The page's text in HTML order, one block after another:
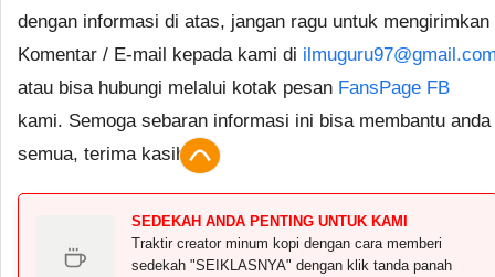
dengan informasi di atas, jangan ragu untuk mengirimkan
Komentar / E-mail kepada kami di
atau bisa hubungi melalui kotak pesan FansPage FB
kami. Semoga sebaran informasi ini bisa membantu anda
semua, terima kasih.
SEDEKAH ANDA PENTING UNTUK KAMI
Traktir creator minum kopi dengan cara memberi
sedekah "SEIKLASNYA" dengan klik tanda panah